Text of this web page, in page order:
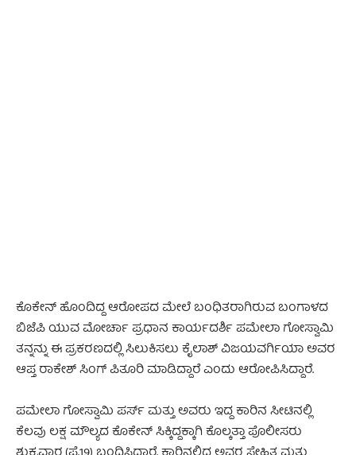
ಕೊಕೇನ್ ಹೊಂದಿದ್ದ ಆರೋಪದ ಮೇಲೆ ಬಂಧಿತರಾಗಿರುವ ಬಂಗಾಳದ
ಬಿಜೆಪಿ ಯುವ ಮೋರ್ಚಾ ಪ್ರಧಾನ ಕಾರ್ಯದರ್ಶಿ ಪಮೇಲಾ ಗೋಸ್ವಾಮಿ
ತನ್ನನ್ನು ಈ ಪ್ರಕರಣದಲ್ಲಿ ಸಿಲುಕಿಸಲು ಕೈಲಾಶ್ ವಿಜಯವರ್ಗಿಯಾ ಅವರ
ಆಪ್ತ ರಾಕೇಶ್ ಸಿಂಗ್ ಪಿತೂರಿ ಮಾಡಿದ್ದಾರೆ ಎಂದು ಆರೋಪಿಸಿದ್ದಾರೆ.
ಪಮೇಲಾ ಗೋಸ್ವಾಮಿ ಪರ್ಸ್‌ ಮತ್ತು ಅವರು ಇದ್ದ ಕಾರಿನ ಸೀಟಿನಲ್ಲಿ
ಕೆಲವು ಲಕ್ಷ ಮೌಲ್ಯದ ಕೊಕೇನ್ ಸಿಕ್ಕಿದ್ದಕ್ಕಾಗಿ ಕೊಲ್ಕತ್ತಾ ಪೊಲೀಸರು